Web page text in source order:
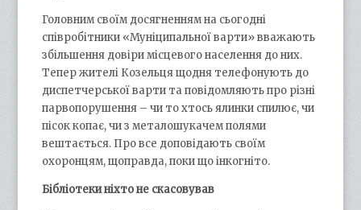
Головним своїм досягненням на сьогодні
співробітники «Муніципальної варти» вважають
збільшення довіри місцевого населення до них.
Тепер жителі Козельця щодня телефонують до
диспетчерської варти та повідомляють про різні
парвопорушення – чи то хтось ялинки спилює, чи
пісок копає, чи з металошукачем полями
вештається. Про все доповідають своїм
охоронцям, щоправда, поки що інкогніто.
Бібліотеки ніхто не скасовував